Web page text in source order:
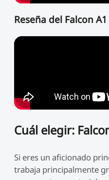
Reseña del Falcon
Cuál elegir:
Si eres un aficionado
trabaja principalmente